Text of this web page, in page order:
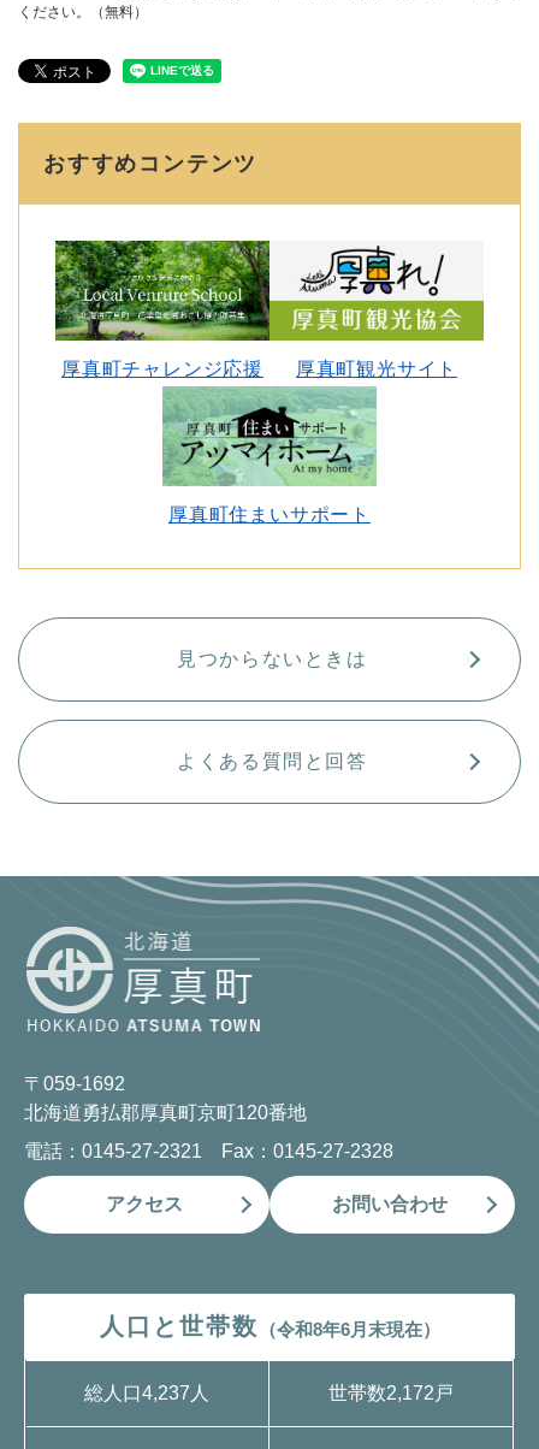
ください。（無料）
おすすめコンテンツ
厚真町チャレンジ応援 厚真町観光サイト
厚真町住まいサポート
見つからないときは
よくある質問と回答
〒059-1692
北海道勇払郡厚真町京町120番地
電話：0145-27-2321 Fax：0145-27-2328
アクセス お問い合わせ
人口と世帯数 （令和8年6月末現在）
総人口4,237人 世帯数2,172戸